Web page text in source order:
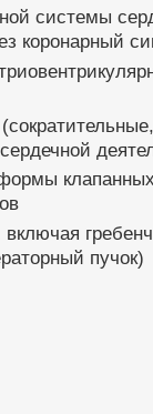
системы
коронарный
включая
пучок)